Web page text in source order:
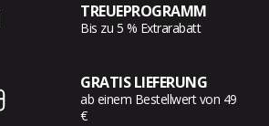
TREUEPROGRAMM
Bis zu 5 % Extrarabatt
GRATIS LIEFERUNG
ab einem Bestellwert von 49
€